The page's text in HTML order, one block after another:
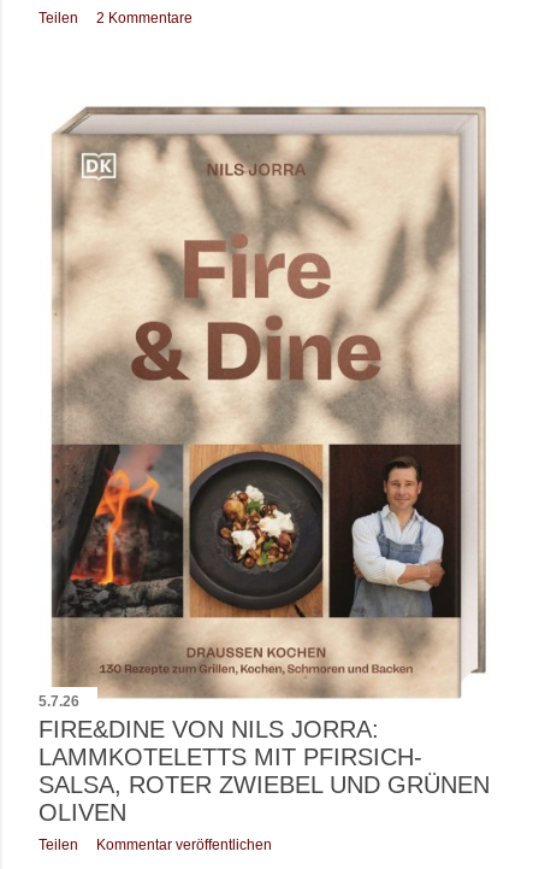
Teilen 2 Kommentare
5.7.26
FIRE&DINE VON NILS JORRA:
LAMMKOTELETTS MIT PFIRSICH-
SALSA, ROTER ZWIEBEL UND GRÜNEN
OLIVEN
Teilen Kommentar veröffentlichen